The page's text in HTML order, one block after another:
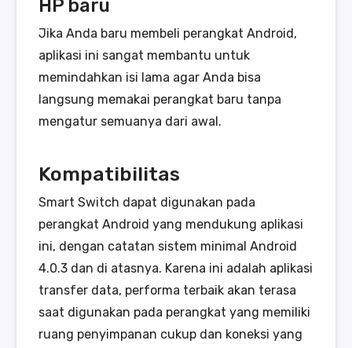
HP baru
Jika Anda baru membeli perangkat Android,
aplikasi ini sangat membantu untuk
memindahkan isi lama agar Anda bisa
langsung memakai perangkat baru tanpa
mengatur semuanya dari awal.
Kompatibilitas
Smart Switch dapat digunakan pada
perangkat Android yang mendukung aplikasi
ini, dengan catatan sistem minimal Android
4.0.3 dan di atasnya. Karena ini adalah aplikasi
transfer data, performa terbaik akan terasa
saat digunakan pada perangkat yang memiliki
ruang penyimpanan cukup dan koneksi yang